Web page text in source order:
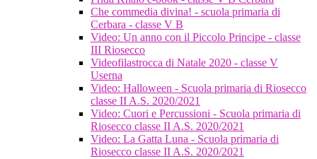
Che commedia divina! - scuola primaria di
Cerbara - classe V B
Video: Un anno con il Piccolo Principe - classe
III Riosecco
Videofilastrocca di Natale 2020 - classe V
Userna
Video: Halloween - Scuola primaria di Riosecco
classe II A.S. 2020/2021
Video: Cuori e Percussioni - Scuola primaria di
Riosecco classe II A.S. 2020/2021
Video: La Gatta Luna - Scuola primaria di
Riosecco classe II A.S. 2020/2021